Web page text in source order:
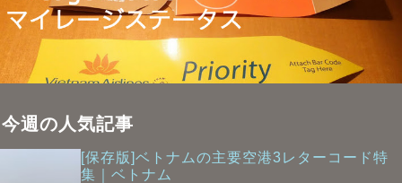
今週の人気記事
[保存版]ベトナムの主要空港3レターコード特
集｜ベトナム